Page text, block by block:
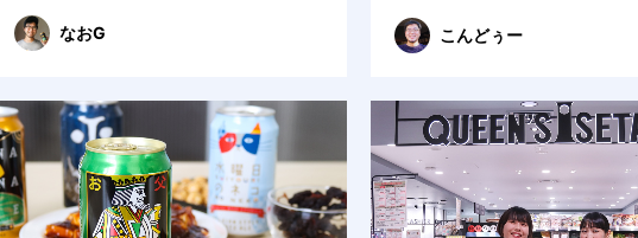
なおG こんどぅー